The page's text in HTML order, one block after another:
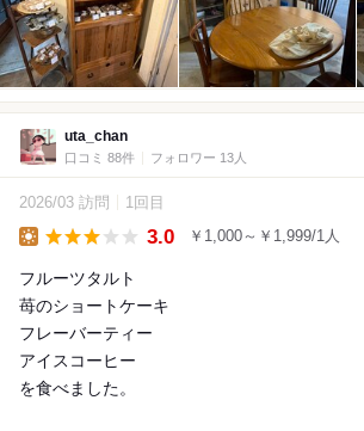
uta_chan
口コミ 88件 フォロワー 13人
2026/03 訪問 1回目
3.0 ￥1,000～￥1,999/1人
フルーツタルト
苺のショートケーキ
フレーバーティー
アイスコーヒー
を食べました。